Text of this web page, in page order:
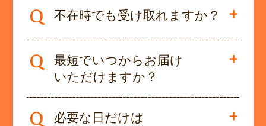
不在時でも受け取れますか？
最短でいつからお届け
いただけますか？
必要な日だけは